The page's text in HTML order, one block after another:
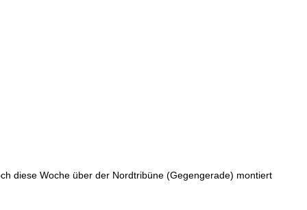
diese Woche über der Nordtribüne (Gegengerade) montiert